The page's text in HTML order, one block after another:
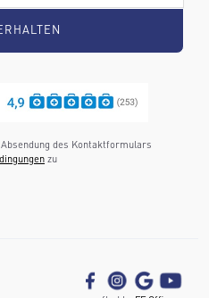
des Kontaktformulars
zu